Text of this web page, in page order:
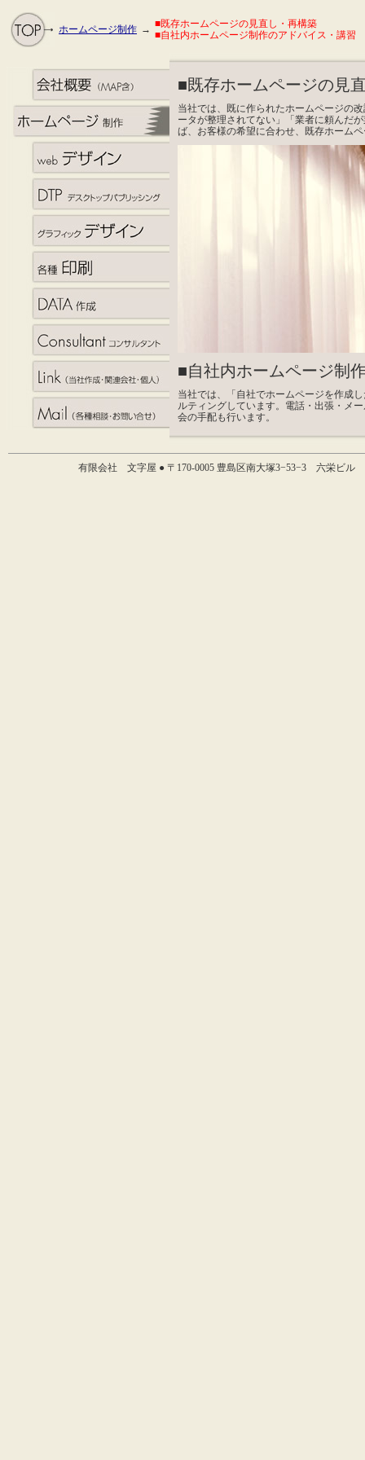
ホームページ制作 → ■既存ホームページの見直し・再構築
■自社内ホームページ制作のアドバイス・講習
■既存ホームページの見
当社では、既に作られたホームページの
ータが整理されてない」「業者に頼んだ
ば、お客様の希望に合わせ、 既存ホーム
■自社内ホームページ制
当社では、「自社でホームページを作成
ルティングしています。電話・出張・メ
会の手配も行います。
有限会社 文字屋 ● 〒170-0005 豊島区南大塚3−53−3 六栄ビル